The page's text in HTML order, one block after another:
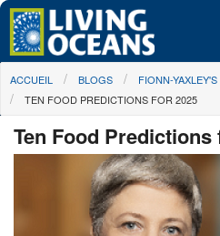
Skip to main content
À propos de nous
Centre des Médias
You are here
ACCUEIL BLOGS
FIONN-
TEN FOOD PREDICTIONS FOR 2025
Ten Food Predictions